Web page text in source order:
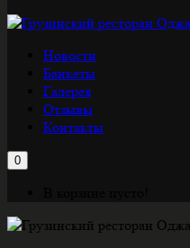
Новости
Банкеты
Галерея
Отзывы
Контакты
0